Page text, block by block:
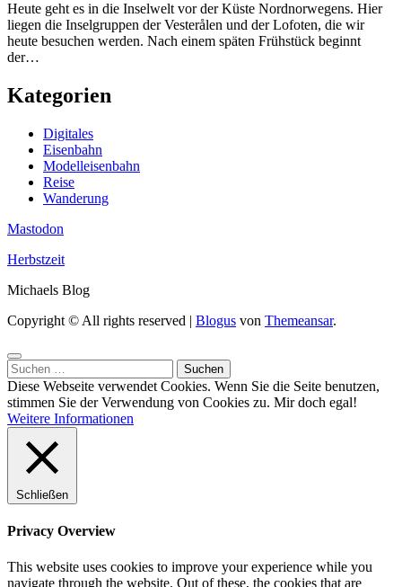
Heute geht es in die Inselwelt vor der Küste Nordnorwegens. Hier
liegen die Inselgruppen der Vesterålen und der Lofoten, die wir
heute besuchen werden. Nach einem späten Frühstück beginnt
der…
Kategorien
Digitales
Eisenbahn
Modelleisenbahn
Reise
Wanderung
Mastodon
Herbstzeit
Michaels Blog
Copyright © All rights reserved | Blogus von Themeansar.
Suchen
nach:
Diese Webseite verwendet Cookies. Wenn Sie die Seite benutzen,
stimmen Sie der Verwendung von Cookies zu. Mir doch egal!
Weitere Informationen
Schließen
Privacy Overview
This website uses cookies to improve your experience while you
navigate through the website. Out of these, the cookies that are